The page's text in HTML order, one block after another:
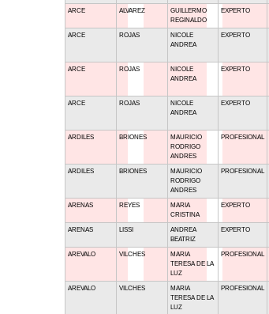
ARCE ALVAREZ
GUILLERMO
REGINALDO
EXPERTO
ARCE ROJAS
NICOLE
ANDREA
EXPERTO
ARCE ROJAS
NICOLE
ANDREA
EXPERTO
ARCE ROJAS
NICOLE
ANDREA
EXPERTO
ARDILES BRIONES
MAURICIO
RODRIGO
ANDRES
PROFESIONAL
ARDILES BRIONES
MAURICIO
RODRIGO
ANDRES
PROFESIONAL
ARENAS REYES
MARIA
CRISTINA
EXPERTO
ARENAS LISSI
ANDREA
BEATRIZ
EXPERTO
AREVALO VILCHES
MARIA
TERESA DE LA
LUZ
PROFESIONAL
AREVALO VILCHES
MARIA
TERESA DE LA
LUZ
PROFESIONAL